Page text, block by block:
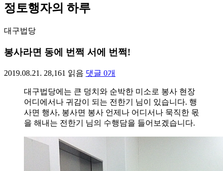
정토행자의 하루
대구법당
봉사라면 동에 번쩍 서에 번쩍!
2019.08.21. 28,161 읽음 댓글 0개
대구법당에는 큰 덩치와 순박한 미소로 봉사 현장
어디에서나 귀감이 되는 전한기 님이 있습니다. 행
사면 행사, 봉사면 봉사 언제나 어디서나 묵직한 몫
을 해내는 전한기 님의 수행담을 들어보겠습니다.